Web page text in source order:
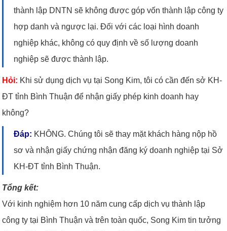
thành lập DNTN sẽ không được góp vốn thành lập công ty
hợp danh và ngược lại. Đối với các loại hình doanh
nghiệp khác, không có quy định về số lượng doanh
nghiệp sẽ được thành lập.
Hỏi: Khi sử dụng dịch vụ tại Song Kim, tôi có cần đến sở KH-
ĐT tỉnh Bình Thuận để nhận giấy phép kinh doanh hay
không?
Đáp: KHÔNG. Chúng tôi sẽ thay mặt khách hàng nộp hồ
sơ và nhận giấy chứng nhận đăng ký doanh nghiệp tại Sở
KH-ĐT tỉnh Bình Thuận.
Tổng kết:
Với kinh nghiệm hơn 10 năm cung cấp dịch vụ thành lập
công ty tại Bình Thuận và trên toàn quốc, Song Kim tin tưởng